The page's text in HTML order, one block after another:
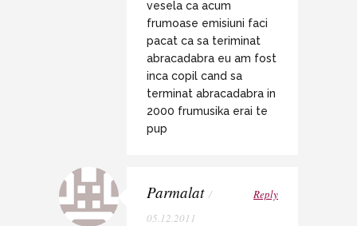
vesela ca acum
frumoase emisiuni faci
pacat ca sa teriminat
abracadabra eu am fost
inca copil cand sa
terminat abracadabra in
2000 frumusika erai te
pup
Parmalat /
05.12.2011
Reply